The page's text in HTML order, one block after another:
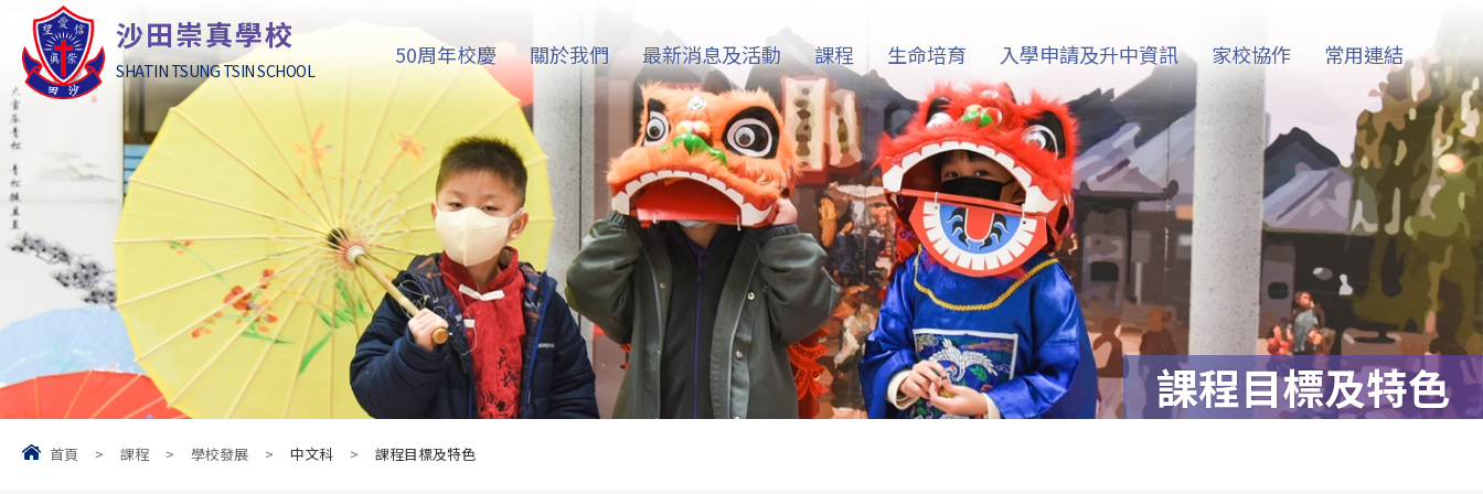
沙田崇真學校
SHATIN TSUNG TSIN SCHOOL
50周年校慶 關於我們 最新消息及活動 課程 生命培育 入學申請及升中資訊 家校協作 常用連結
課程目標及特色
首頁 > 課程 > 學校發展 > 中文科 > 課程目標及特色